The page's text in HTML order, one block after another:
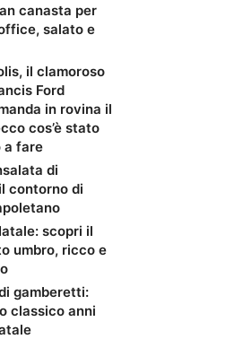
canasta per
salato e
il clamoroso
Ford
in rovina il
cos’è stato
a fare
di
contorno di
scopri il
umbro, ricco e
gamberetti:
classico anni